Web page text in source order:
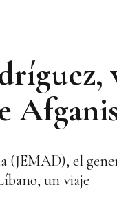
(JEMAD), el
un viaje